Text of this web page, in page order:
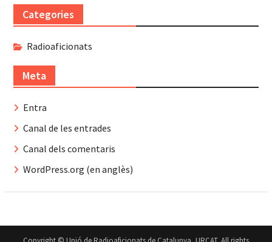
Categories
Radioaficionats
Meta
Entra
Canal de les entrades
Canal dels comentaris
WordPress.org (en anglès)